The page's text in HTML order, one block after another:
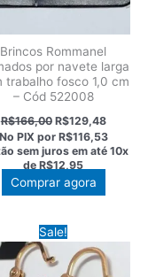
Brincos Rommanel
por navete larga
trabalho fosco 1,0 cm
– Cód 522008
R$166,00 O
preço
original
era:
R$166,00.
R$129,48O
preço
atual
é:
No PIX por R$116,53
sem juros em até10x
de R$12,95
Comprar agora
Sale!